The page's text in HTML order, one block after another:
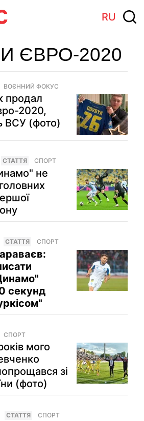
RU
ЄВРО-2020
ВОЄННИЙ ФОКУС
продал
2020,
ВСУ (фото)
СТАТТЯ СПОРТ
не
СТАТТЯ СПОРТ
секунд
СПОРТ
мого
зі
(фото)
СТАТТЯ СПОРТ